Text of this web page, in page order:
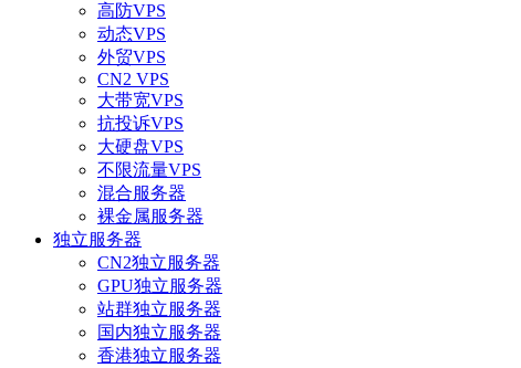
高防VPS
动态VPS
外贸VPS
CN2 VPS
大带宽VPS
抗投诉VPS
大硬盘VPS
不限流量VPS
混合服务器
裸金属服务器
独立服务器
CN2独立服务器
GPU独立服务器
站群独立服务器
国内独立服务器
香港独立服务器